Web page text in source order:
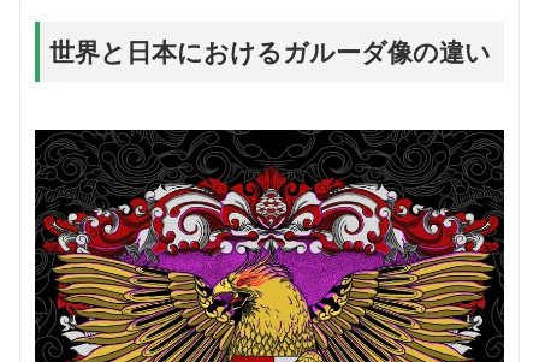
世界と日本におけるガルーダ像の違い